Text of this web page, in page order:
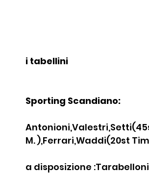
i tabellini
Sporting Scandiano:
M. ),Ferrari,Waddi(20st
a disposizione